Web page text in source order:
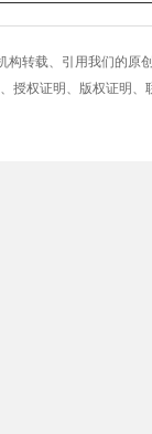
构转载、引用我们的原
授权证明、版权证明、